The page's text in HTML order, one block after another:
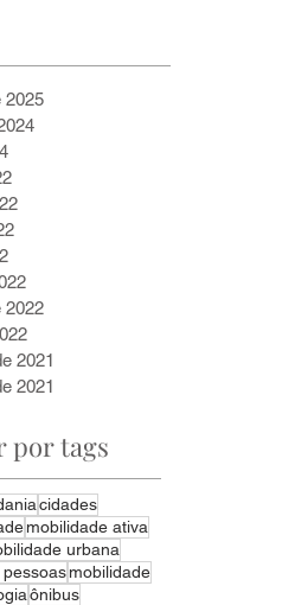
2025
2022
2021
2021
por tags
cidades
mobilidade ativa
urbana
mobilidade
ônibus